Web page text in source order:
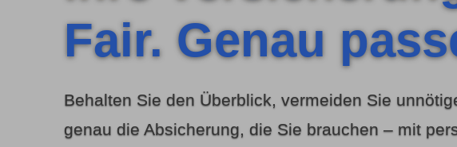
Fair. Genau
Behalten Sie den Überblick, vermeiden Sie
genau die Absicherung, die Sie brauchen – mit